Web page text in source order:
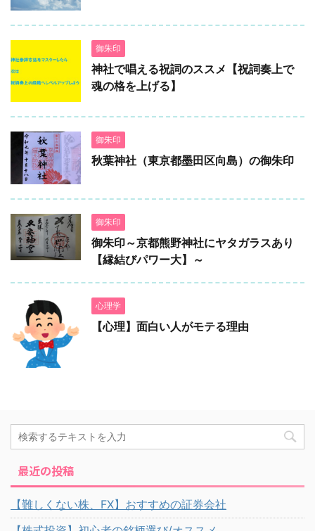
御朱印
神社で唱える祝詞のススメ【祝詞奏上で
魂の格を上げる】
御朱印
秋葉神社（東京都墨田区向島）の御朱印
御朱印
御朱印～京都熊野神社にヤタガラスあり
【縁結びパワー大】～
心理学
【心理】面白い人がモテる理由
最近の投稿
【難しくない株、FX】おすすめの証券会社